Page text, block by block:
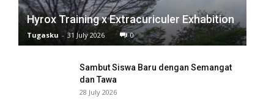
Hyrox Training x Extracuriculer Exhabition
Tugasku - 31 July 2026 0
Sambut Siswa Baru dengan Semangat
dan Tawa
28 July 2026